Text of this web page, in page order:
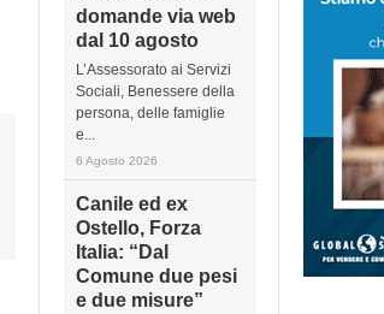
domande via web
dal 10 agosto
L’Assessorato ai Servizi
Sociali, Benessere della
persona, delle famiglie
e...
6 Agosto 2026
Canile ed ex
Ostello, Forza
Italia: “Dal
Comune due pesi
e due misure”